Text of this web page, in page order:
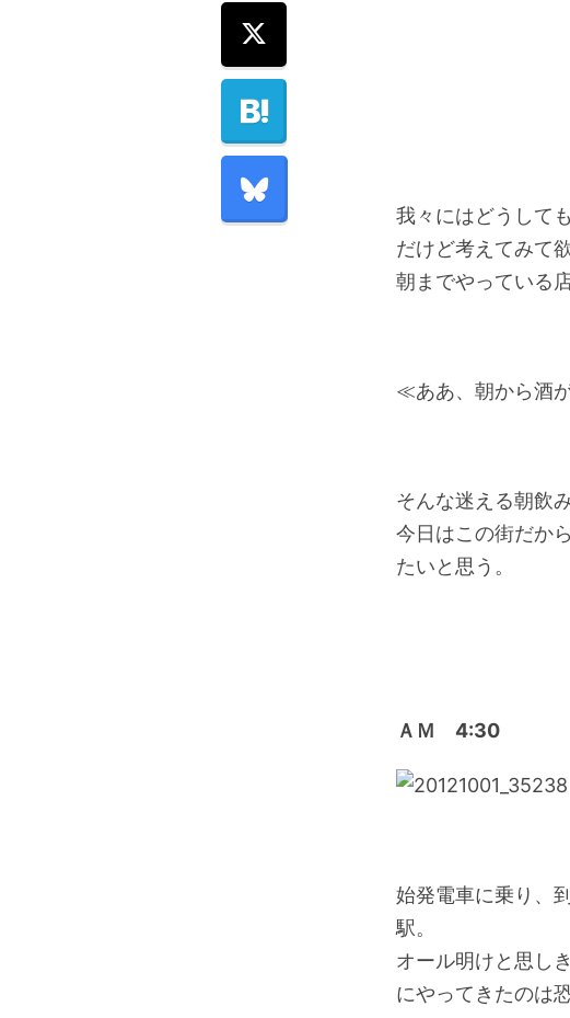
我々にはどうして
だけど考えてみて欲
朝までやっている
≪ああ、朝から酒
そんな迷える朝飲
今日はこの街だか
たいと思う。
ＡＭ 4:30
始発電車に乗り、
駅。
オール明けと思し
にやってきたのは